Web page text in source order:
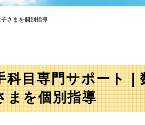
さまを個別指導
科目専門サポート
まを個別指導